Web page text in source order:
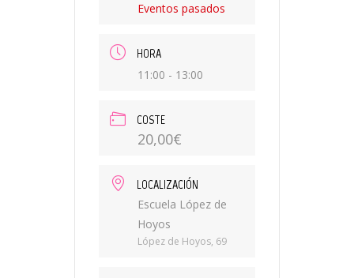
Eventos pasados
HORA
11:00 - 13:00
COSTE
20,00€
LOCALIZACIÓN
Escuela López de
Hoyos
López de Hoyos, 69